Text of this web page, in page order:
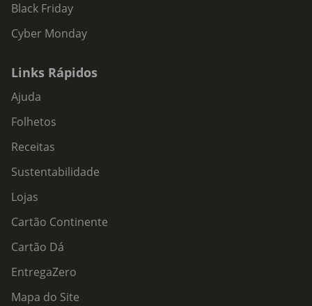
Black Friday
Cyber Monday
Links Rápidos
Ajuda
Folhetos
Receitas
Sustentabilidade
Lojas
Cartão Continente
Cartão Dá
EntregaZero
Mapa do Site